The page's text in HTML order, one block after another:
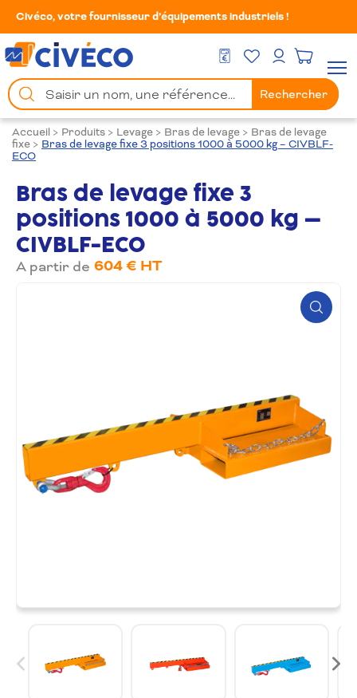
Civéco, votre fournisseur d’équipements industriels !
DEVIS GRATUIT
Mes FavorisMon compte
Chercher
un
produit
Rechercher
Accueil > Produits > Levage > Bras de levage > Bras de levage
fixe > Bras de levage fixe 3 positions 1000 à 5000 kg – CIVBLF-
ECO
Bras de levage fixe 3
positions 1000 à 5000 kg –
CIVBLF-ECO
A partir de 604 € HT
Zoom